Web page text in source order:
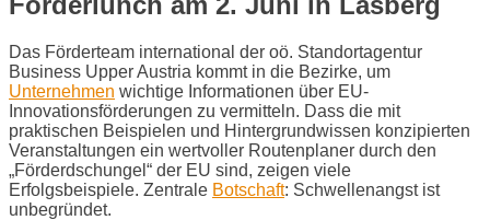
Das Förderteam international der oö. Standortagentur
Business Upper Austria kommt in die Bezirke, um
Unternehmen wichtige Informationen über EU-
Innovationsförderungen zu vermitteln. Dass die mit
praktischen Beispielen und Hintergrundwissen konzipierten
Veranstaltungen ein wertvoller Routenplaner durch den
„Förderdschungel“ der EU sind, zeigen viele
Erfolgsbeispiele. Zentrale Botschaft: Schwellenangst ist
unbegründet.